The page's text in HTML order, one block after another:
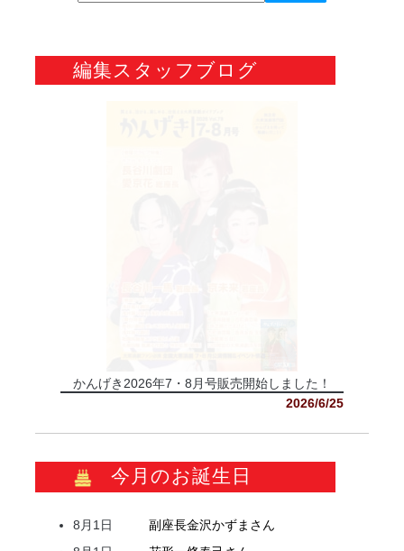
編集スタッフブログ
かんげき2026年7・8月号販売開始しました！
2026/6/25
今月のお誕生日
8月1日 副座長金沢かずま さん